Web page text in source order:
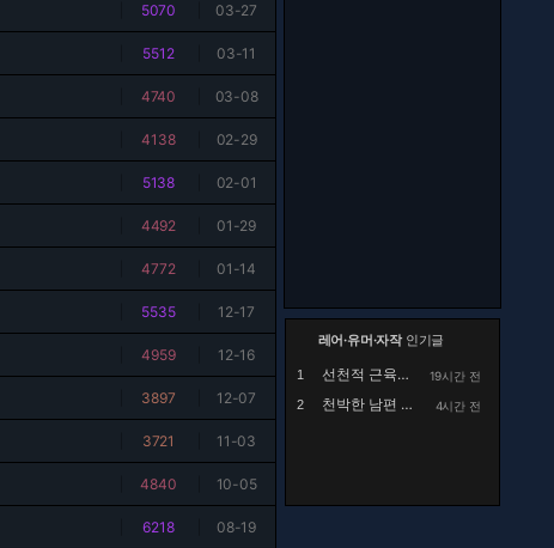
5070 03-27
5512 03-11
4740 03-08
4138 02-29
5138 02-01
4492 01-29
4772 01-14
5535 12-17
4959 12-16
3897 12-07
3721 11-03
4840 10-05
6218 08-19
레어·유머·자작인기글
1 선천적 근육병인 아이를 정말 예뻐해 주시던 공익...
19시간 전
2
천박한 남편 때문에 고민 4시간 전